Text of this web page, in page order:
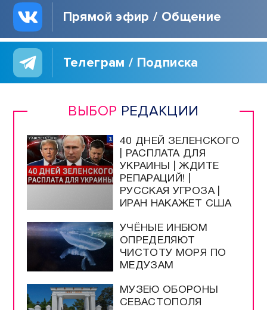
Прямой эфир / Общение
Телеграм / Подписка
ВЫБОР РЕДАКЦИИ
40 ДНЕЙ ЗЕЛЕНСКОГО
| РАСПЛАТА ДЛЯ
УКРАИНЫ | ЖДИТЕ
РЕПАРАЦИЙ! |
РУССКАЯ УГРОЗА |
ИРАН НАКАЖЕТ США
УЧЁНЫЕ ИНБЮМ
ОПРЕДЕЛЯЮТ
ЧИСТОТУ МОРЯ ПО
МЕДУЗАМ
МУЗЕЮ ОБОРОНЫ
СЕВАСТОПОЛЯ